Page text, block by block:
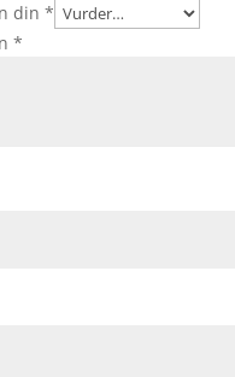
din *
*